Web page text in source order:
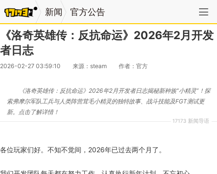
新闻 官方公告
《洛奇英雄传：反抗命运》2026年2月开发
者日志
2026-02-27 03:59:10 来源：steam 作者：官方
17173 新闻导语
《洛奇英雄传：反抗命运》2026年2月开发者日志揭秘新种族“小精灵”！探
索弗摩尔军队工兵与人类阵营茸毛小精灵的独特故事、战斗技能及FGT测试更
新。点击了解详情！
各位玩家们好。不知不觉间，2026年已过去两个月了。